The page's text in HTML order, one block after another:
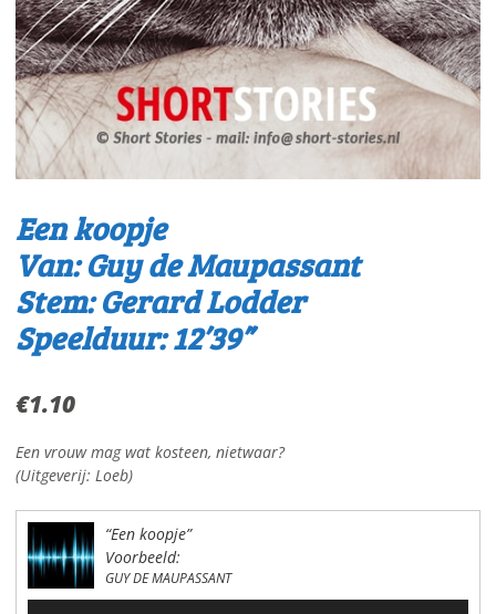
Een koopje
Van: Guy de Maupassant
Stem: Gerard Lodder
Speelduur: 12’39”
€1.10
Een vrouw mag wat kosteen, nietwaar?
(Uitgeverij: Loeb)
“Een koopje”
Voorbeeld:
GUY DE MAUPASSANT